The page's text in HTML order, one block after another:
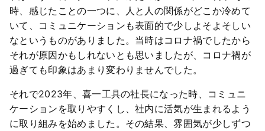
時、感じたことの一つに、人と人の関係がどこか冷めて
いて、コミュニケーションも表面的で少しよそよそしい
なというものがありました。当時はコロナ禍でしたから
それが原因かもしれないとも思いましたが、コロナ禍が
過ぎても印象はあまり変わりませんでした。
それで2023年、喜一工具の社長になった時、コミュニ
ケーションを取りやすくし、社内に活気が生まれるよう
に取り組みを始めました。その結果、雰囲気が少しずつ